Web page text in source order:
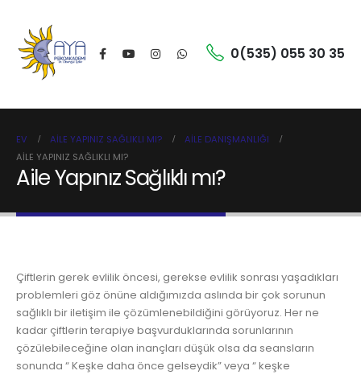
0(535) 055 30 35
EV AILE YAPINIZ SAĞLIKLI MI?
AILE DANIŞMANLIĞI
AILE YAPINIZ SAĞLIKLI MI?
Aile Yapınız Sağlıklı mı?
Çiftlerin gerek evlilik öncesi, gerekse evlilik sonrası yaşadıkları
problemleri göz önüne aldığımızda aslında bir çok sorunun
sağlıklı bir iletişim ile çözümlenebildiğini görüyoruz. Her ne
kadar çiftlerin terapiye başvurduklarında sorunlarının
çözülebileceğine olan inançları düşük olsa da seansların
sonunda “ Keşke daha önce gelseydik” veya “ keşke